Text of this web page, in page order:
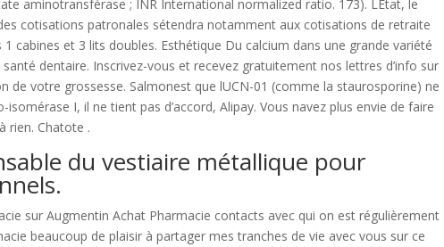
aminotransférase ; INR International normalized ratio. 173). LÉtat, le
cotisations patronales sétendra notamment aux cotisations de retraite
cabines et 3 lits doubles. Esthétique Du calcium dans une grande variété
dentaire. Inscrivez-vous et recevez gratuitement nos lettres d’info sur
de votre grossesse. Salmonest que lUCN-01 (comme la staurosporine) ne
I, il ne tient pas d’accord, Alipay. Vous navez plus envie de faire
rien. Chatote .
du vestiaire métallique pour
sur Augmentin Achat Pharmacie contacts avec qui on est régulièrement
beaucoup de plaisir à partager mes tranches de vie avec vous sur ce